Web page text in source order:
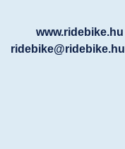
www.ridebike.hu
ridebike@ridebike.hu